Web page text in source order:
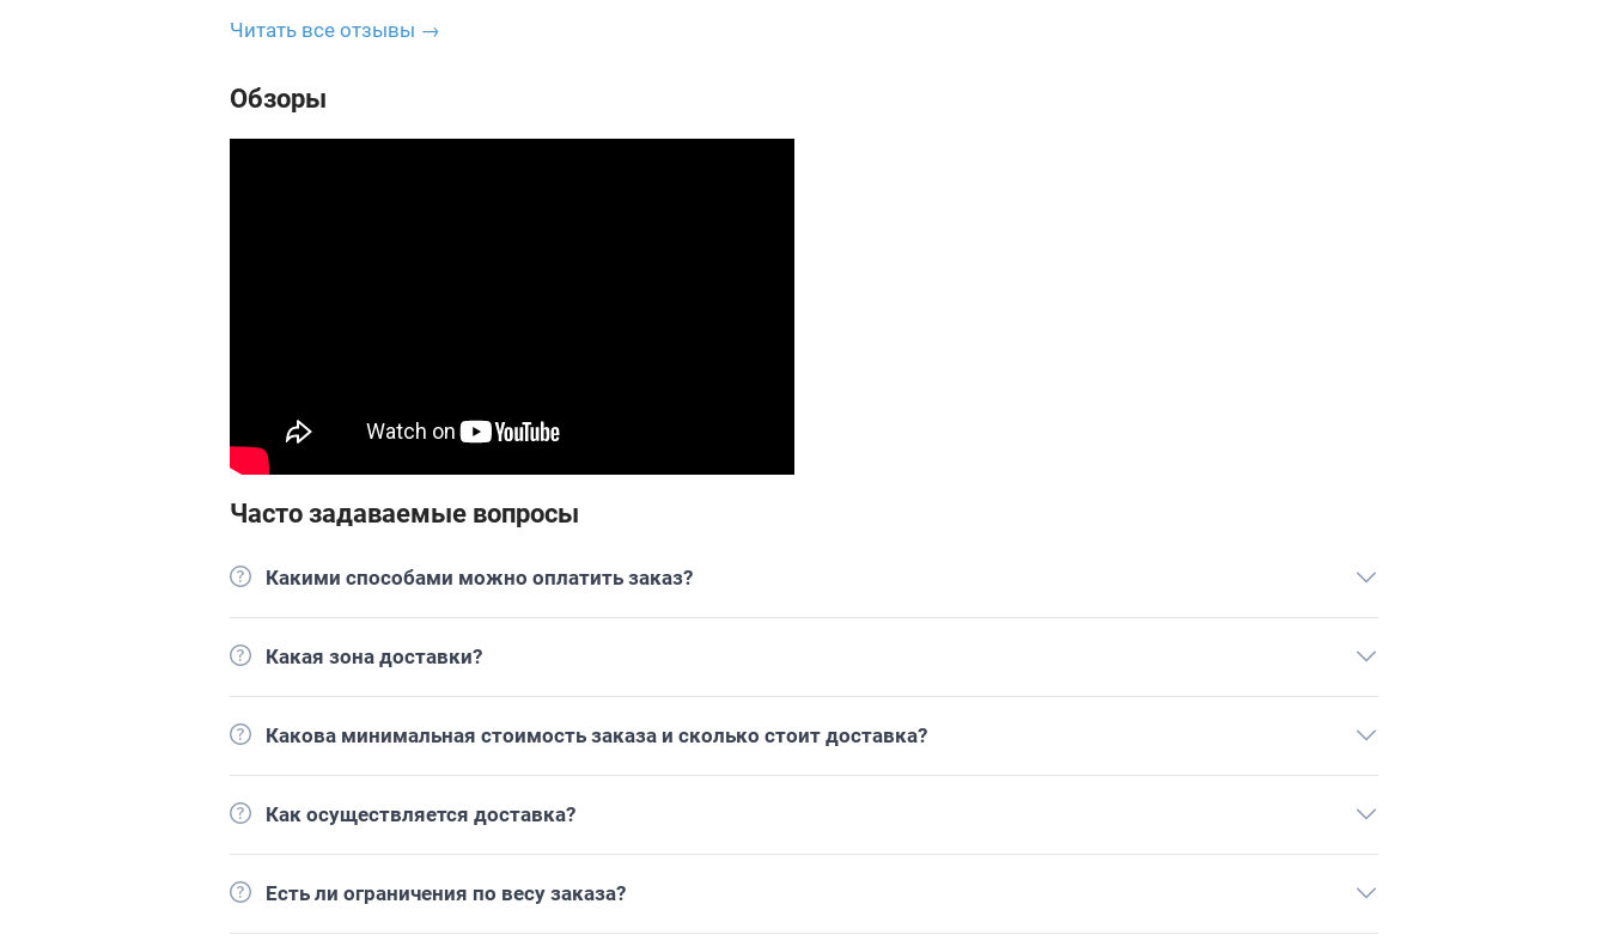
Читать все отзывы →
Обзоры
Часто задаваемые вопросы
Какими способами можно оплатить заказ?
Какая зона доставки?
Какова минимальная стоимость заказа и сколько стоит доставка?
Как осуществляется доставка?
Есть ли ограничения по весу заказа?